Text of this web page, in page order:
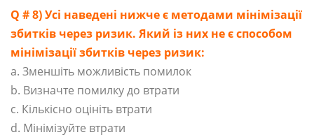
Q # 8) Усі наведені нижче є методами мінімізації
збитків через ризик. Який із них не є способом
мінімізації збитків через ризик:
a. Зменшіть можливість помилок
b. Визначте помилку до втрати
c. Кількісно оцініть втрати
d. Мінімізуйте втрати